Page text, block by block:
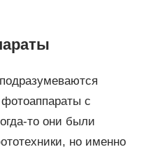
с
то они были
но именно